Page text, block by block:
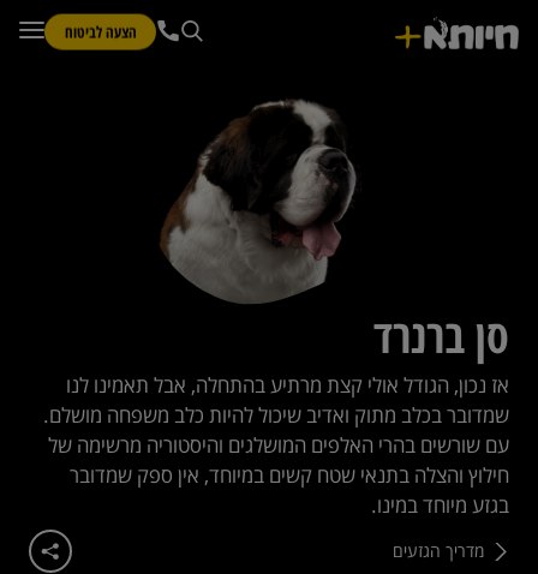
הצעה לביטוח
סן ברנרד
אז נכון, הגודל אולי קצת מרתיע בהתחלה, אבל תאמינו לנו
שמדובר בכלב מתוק ואדיב שיכול להיות כלב משפחה מושלם.
עם שורשים בהרי האלפים המושלגים והיסטוריה מרשימה של
חילוץ והצלה בתנאי שטח קשים במיוחד, אין ספק שמדובר
בגזע מיוחד במינו.
מדריך הגזעים